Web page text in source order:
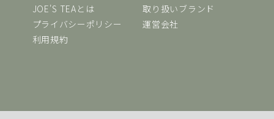
JOE'S TEAとは
取り扱いブランド
プライバシーポリシー
運営会社
利用規約